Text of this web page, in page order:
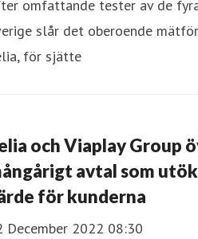
omfattande tester av de
slår det oberoende
för sjätte
och Viaplay Group
avtal som
för kunderna
December 2022 08:30